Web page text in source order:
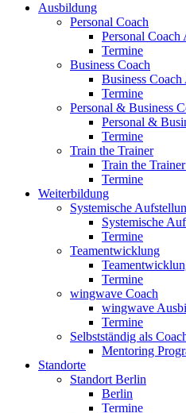
Ausbildung
Personal Coach
Personal Coach
Termine
Business Coach
Business
Termine
Personal & Business
Personal &
Termine
Train the Trainer
Train the
Termine
Weiterbildung
Systemische
Systemische
Termine
Teamentwicklung
Termine
wingwave Coach
wingwave
Termine
Selbstständig als
Mentoring
Standorte
Standort Berlin
Berlin
Termine